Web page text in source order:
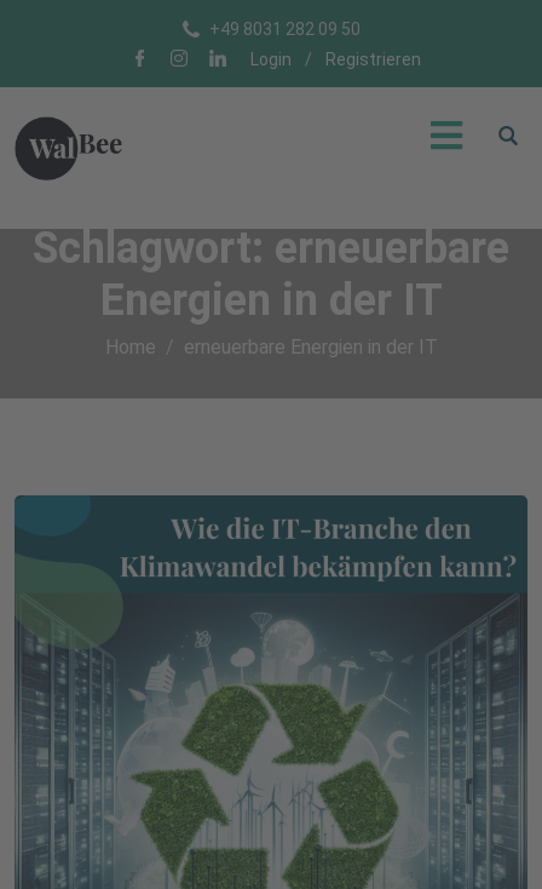
+49 8031 282 09 50
Login
/ Registrieren
Schlagwort: erneuerbare
Energien in der IT
Home erneuerbare Energien in der IT